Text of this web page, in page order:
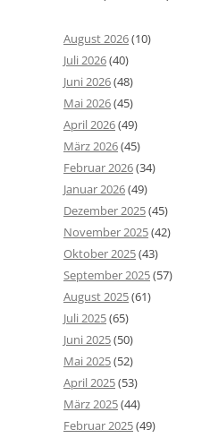
August 2026(10)
Juli 2026(40)
Juni 2026(48)
Mai 2026(45)
April 2026(49)
März 2026(45)
Februar 2026(34)
Januar 2026(49)
Dezember 2025(45)
November 2025(42)
Oktober 2025(43)
September 2025(57)
August 2025(61)
Juli 2025(65)
Juni 2025(50)
Mai 2025(52)
April 2025(53)
März 2025(44)
Februar 2025(49)